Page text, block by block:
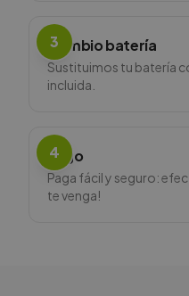
3
Cambio batería
Sustituimos tu batería
incluida.
4
Pago
Paga fácil y seguro:
te venga!